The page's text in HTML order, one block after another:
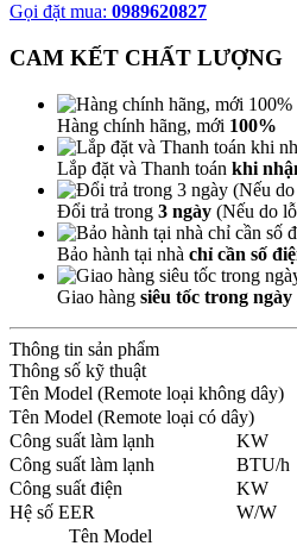
Gọi đặt mua: 0989620827
CAM KẾT CHẤT LƯỢNG
Hàng chính hãng, mới 100%
Lắp đặt và Thanh toán khi
Đổi trả trong 3 ngày (Nếu do
Bảo hành tại nhà chỉ cần số
Giao hàng siêu tốc trong ngày
Thông tin sản phẩm
Thông số kỹ thuật
Tên Model (Remote loại không dây)
Tên Model (Remote loại có dây)
Công suất làm lạnh
KW
Công suất làm lạnh
BTU/h
Công suất điện
KW
Hệ số EER
W/W
Tên Model